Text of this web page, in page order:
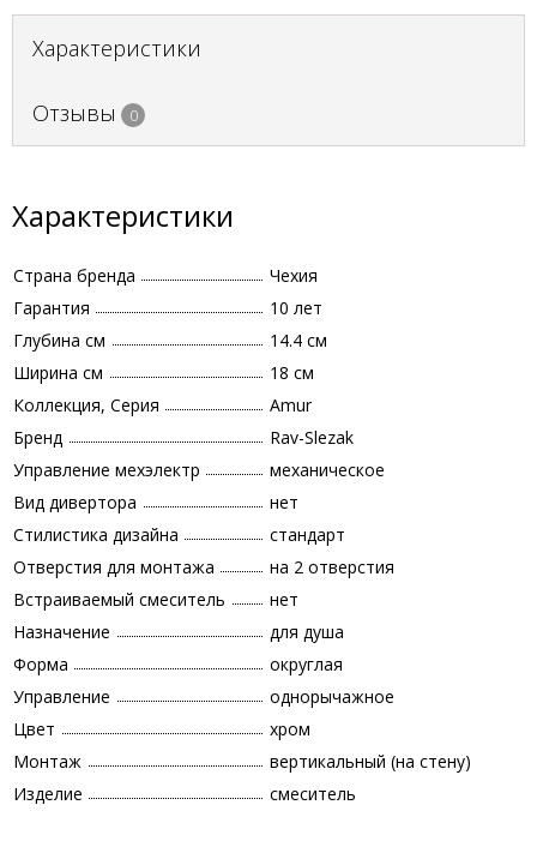
Характеристики
Отзывы 0
Характеристики
Страна бренда
Чехия
Гарантия
10 лет
Глубина см
14.4 см
Ширина см
18 см
Коллекция, Серия
Amur
Бренд
Rav-Slezak
Управление мехэлектр
механическое
Вид дивертора
нет
Стилистика дизайна
стандарт
Отверстия для монтажа
на 2 отверстия
Встраиваемый смеситель
нет
Назначение
для душа
Форма
округлая
Управление
однорычажное
Цвет
хром
Монтаж
вертикальный (на стену)
Изделие
смеситель